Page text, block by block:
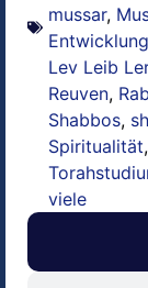
mussar,
Entwicklung
Lev Leib
Reuven,
Shabbos,
Spiritualität,
viele